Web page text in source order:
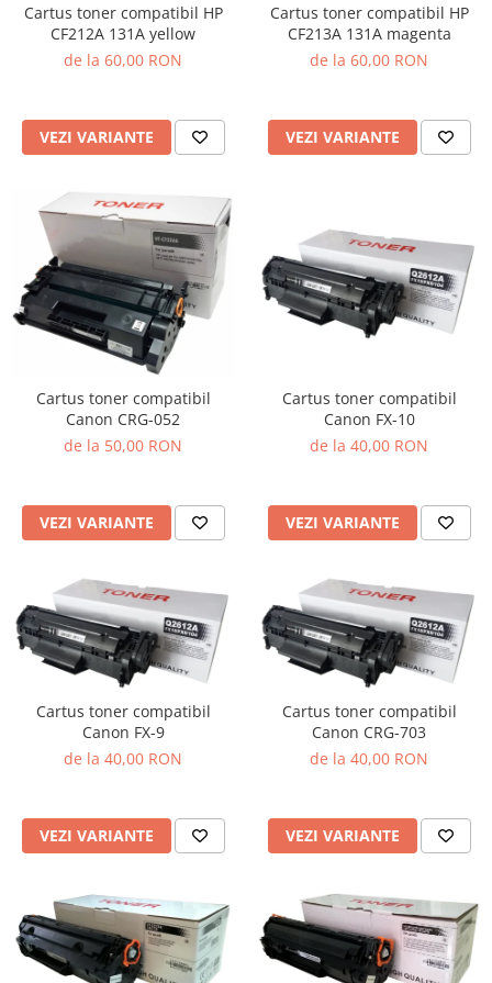
Cartus toner compatibil HP
CF212A 131A yellow
de la 60,00 RON
VEZI VARIANTE
Cartus toner compatibil HP
CF213A 131A magenta
de la 60,00 RON
VEZI VARIANTE
Cartus toner compatibil
Canon CRG-052
de la 50,00 RON
VEZI VARIANTE
Cartus toner compatibil
Canon FX-10
de la 40,00 RON
VEZI VARIANTE
Cartus toner compatibil
Canon FX-9
de la 40,00 RON
VEZI VARIANTE
Cartus toner compatibil
Canon CRG-703
de la 40,00 RON
VEZI VARIANTE